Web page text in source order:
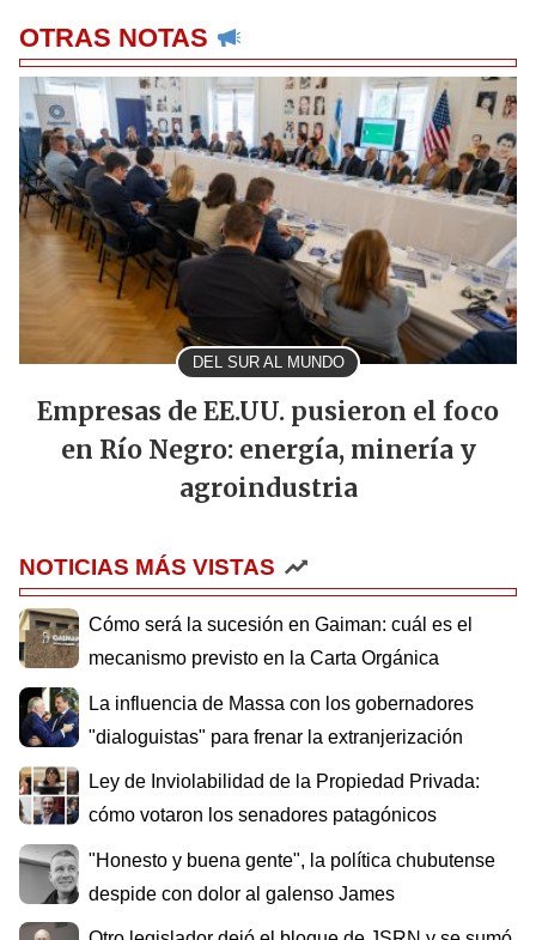
OTRAS NOTAS
DEL SUR AL MUNDO
Empresas de EE.UU. pusieron el foco
en Río Negro: energía, minería y
agroindustria
NOTICIAS MÁS VISTAS
Cómo será la sucesión en Gaiman: cuál es el
mecanismo previsto en la Carta Orgánica
La influencia de Massa con los gobernadores
"dialoguistas" para frenar la extranjerización
Ley de Inviolabilidad de la Propiedad Privada:
cómo votaron los senadores patagónicos
"Honesto y buena gente", la política chubutense
despide con dolor al galenso James